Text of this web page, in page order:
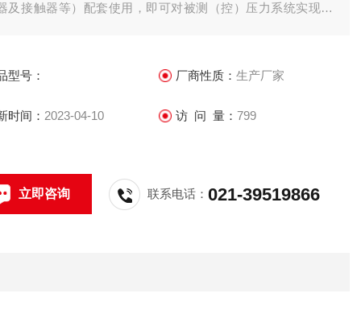
及接触器等）配套使用，即可对被测（控）压力系统实现自
型号： 厂商性质： 生产厂家
时间： 2023-04-10 访 问 量： 799
立即咨询 联系电话：021-39519866